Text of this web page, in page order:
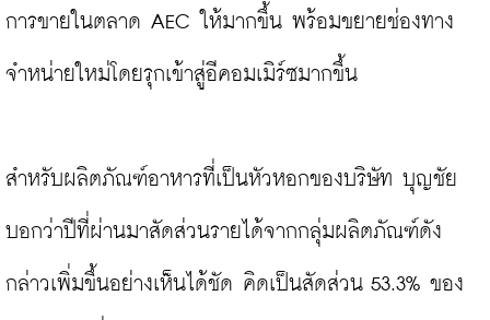
การขายในตลาด AEC ให้มากขึ้น พร้อมขยายช่องทาง
จำหน่ายใหม่โดยรุกเข้าสู่อีคอมเมิร์ซมากขึ้น
สำหรับผลิตภัณฑ์อาหารที่เป็นหัวหอกของบริษัท บุญชัย
บอกว่าปีที่ผ่านมาสัดส่วนรายได้จากกลุ่มผลิตภัณฑ์ดัง
กล่าวเพิ่มขึ้นอย่างเห็นได้ชัด คิดเป็นสัดส่วน 53.3% ของ